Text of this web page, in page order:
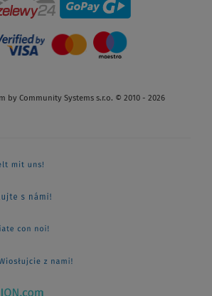
by Community Systems s.r.o. © 2010 - 2026